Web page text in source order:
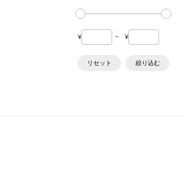
¥ ~ ¥
リセット 絞り込む